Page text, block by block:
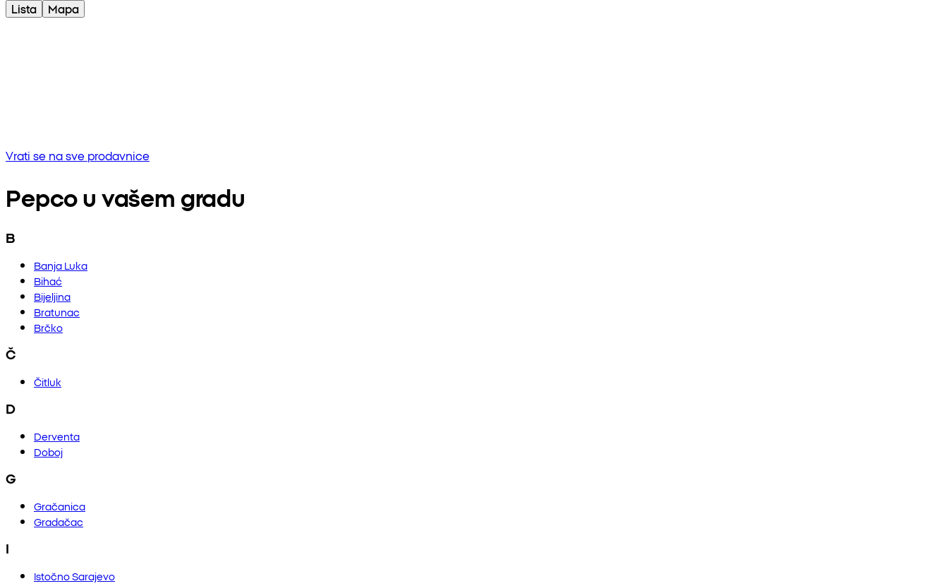
Lista Mapa
Vrati se na sve prodavnice
Pepco u vašem gradu
B
Banja Luka
Bihać
Bijeljina
Bratunac
Brčko
Č
Čitluk
D
Derventa
Doboj
G
Gračanica
Gradačac
I
Istočno Sarajevo